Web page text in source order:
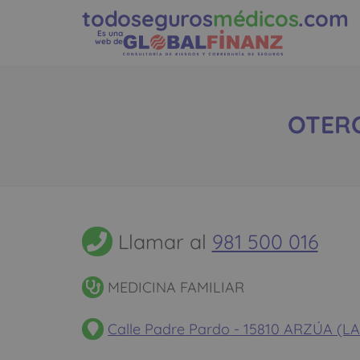
todosegurosmédicos.com
Es una
web de
Llamar al 981 500 016
MEDICINA FAMILIAR
Calle Padre Pardo - 15810 ARZÚA